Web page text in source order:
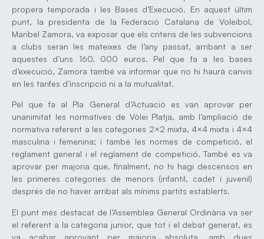
propera temporada i les Bases d’Execució. En aquest últim
punt, la presidenta de la Federació Catalana de Voleibol,
Maribel Zamora, va exposar que els criteris de les subvencions
a clubs seran les mateixes de l’any passat, arribant a ser
aquestes d’uns 160. 000 euros. Pel que fa a les bases
d’execució, Zamora també va informar que no hi haurà canvis
en les tarifes d’inscripció ni a la mutualitat.
Pel que fa al Pla General d’Actuació es van aprovar per
unanimitat les normatives de Vòlei Platja, amb l’ampliació de
normativa referent a les categories 2×2 mixta, 4×4 mixta i 4×4
masculina i femenina; i també les normes de competició, el
reglament general i el reglament de competició. També es va
aprovar per majoria que, finalment, no hi hagi descensos en
les primeres categories de menors (infantil, cadet i juvenil)
després de no haver arribat als mínims partits establerts.
El punt més destacat de l’Assemblea General Ordinària va ser
el referent a la categoria junior, que tot i el debat generat, es
va acabar aprovant per majoria absoluta, amb dues